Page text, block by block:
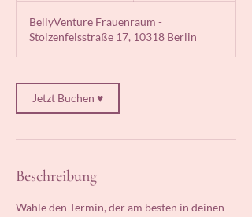
i
n
.
BellyVenture Frauenraum -
Stolzenfelsstraße 17, 10318 Berlin
Jetzt Buchen ♥
Beschreibung
Wähle den Termin, der am besten in deinen